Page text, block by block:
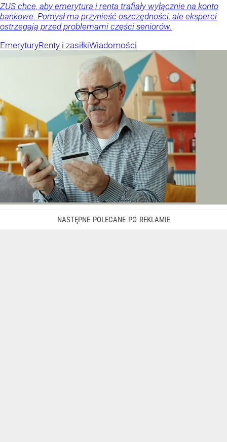
ZUS chce, aby emerytura i renta trafiały wyłącznie na konto
bankowe. Pomysł ma przynieść oszczędności, ale eksperci
ostrzegają przed problemami części seniorów.
EmeryturyRenty i zasiłkiWiadomości